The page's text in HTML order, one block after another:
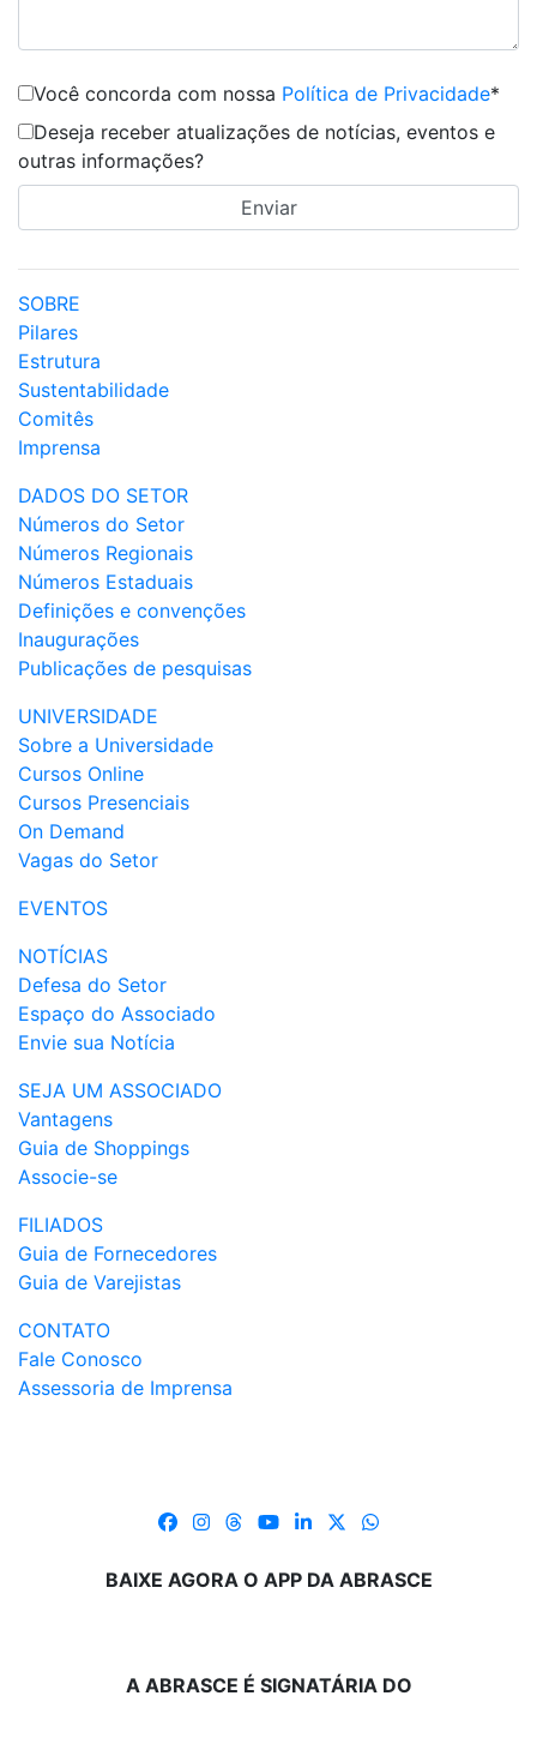
Você concorda com nossa Política de Privacidade*
Deseja receber atualizações de notícias, eventos e
outras informações?
SOBRE
Pilares
Estrutura
Sustentabilidade
Comitês
Imprensa
DADOS DO SETOR
Números do Setor
Números Regionais
Números Estaduais
Definições e convenções
Inaugurações
Publicações de pesquisas
UNIVERSIDADE
Sobre a Universidade
Cursos Online
Cursos Presenciais
On Demand
Vagas do Setor
EVENTOS
NOTÍCIAS
Defesa do Setor
Espaço do Associado
Envie sua Notícia
SEJA UM ASSOCIADO
Vantagens
Guia de Shoppings
Associe-se
FILIADOS
Guia de Fornecedores
Guia de Varejistas
CONTATO
Fale Conosco
Assessoria de Imprensa
BAIXE AGORA O APP DA ABRASCE
A ABRASCE É SIGNATÁRIA DO